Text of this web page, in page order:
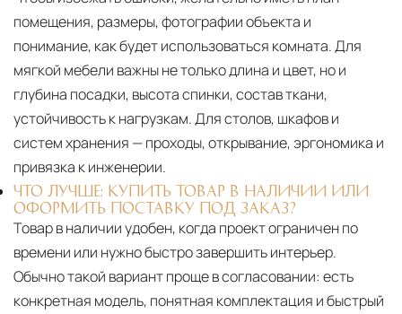
помещения, размеры, фотографии объекта и
понимание, как будет использоваться комната. Для
мягкой мебели важны не только длина и цвет, но и
глубина посадки, высота спинки, состав ткани,
устойчивость к нагрузкам. Для столов, шкафов и
систем хранения — проходы, открывание, эргономика и
привязка к инженерии.
ЧТО ЛУЧШЕ: КУПИТЬ ТОВАР В НАЛИЧИИ ИЛИ
ОФОРМИТЬ ПОСТАВКУ ПОД ЗАКАЗ?
Товар в наличии удобен, когда проект ограничен по
времени или нужно быстро завершить интерьер.
Обычно такой вариант проще в согласовании: есть
конкретная модель, понятная комплектация и быстрый